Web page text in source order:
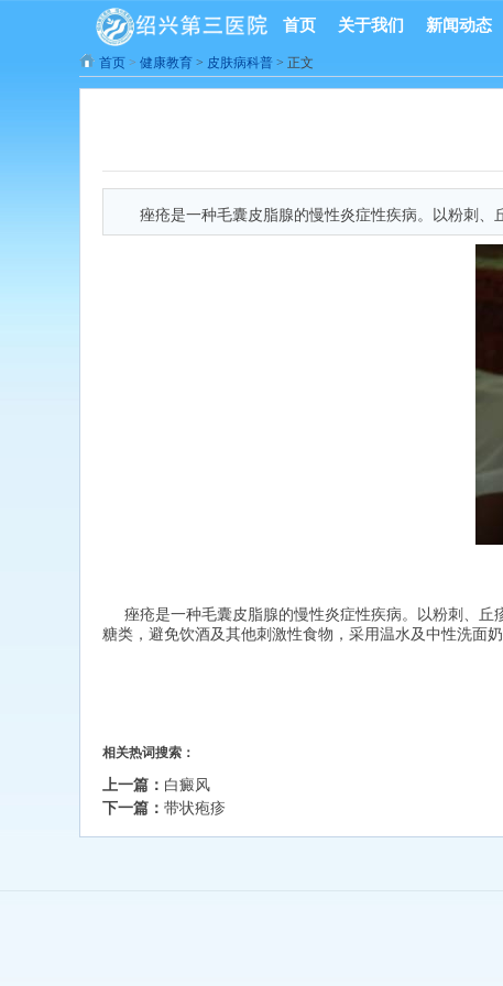
首页 关于我们 新闻动态
首页 > 健康教育 > 皮肤病科普 > 正文
痤疮是一种毛囊皮脂腺的慢性炎症性疾病。以粉刺
痤疮是一种毛囊皮脂腺的慢性炎症性疾病。以粉刺、丘
糖类，避免饮酒及其他刺激性食物，采用温水及中性洗面
相关热词搜索：
上一篇： 白癜风
下一篇： 带状疱疹